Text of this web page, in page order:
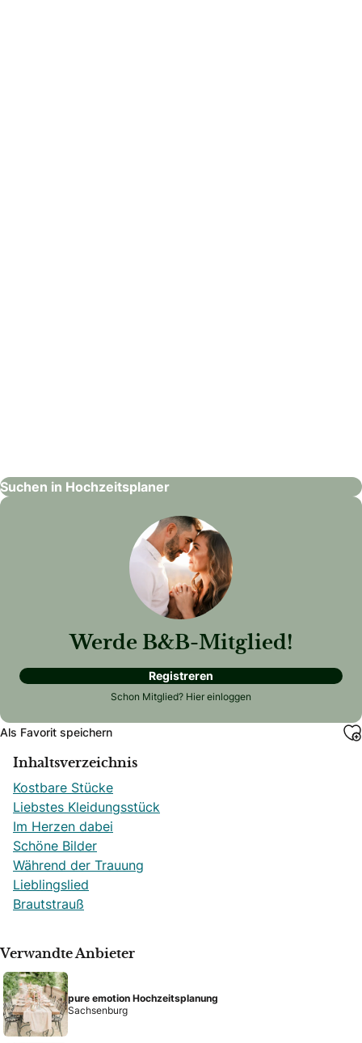
Suchen in Hochzeitsplaner
Werde B&B-Mitglied!
Registreren
Schon Mitglied? Hier einloggen
Als Favorit speichern
Inhaltsverzeichnis
Kostbare Stücke
Liebstes Kleidungsstück
Im Herzen dabei
Schöne Bilder
Während der Trauung
Lieblingslied
Brautstrauß
Verwandte Anbieter
pure emotion Hochzeitsplanung
Sachsenburg